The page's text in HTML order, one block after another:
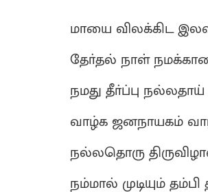
மாயை விலக்கிட
தோ்தல் நாள்
நமது தீா்ப்பு
வாழ்க ஜனநாயகம்
நல்லதொரு
நம்மால் முடியும்